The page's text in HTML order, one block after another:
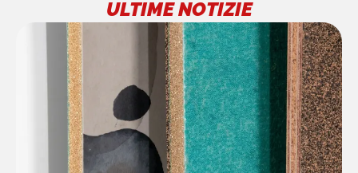
ULTIME NOTIZIE